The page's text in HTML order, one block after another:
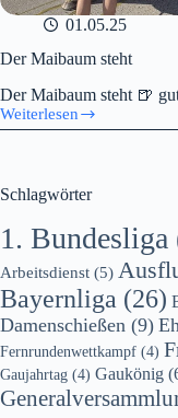
01.05.25
Der Maibaum steht
Der Maibaum steht 🍺
Weiterlesen
Der
Schlagwörter
1. Bundesliga
Arbeitsdienst (5)
Bayernliga (26)
Damenschießen (9)
Fernrundenwettkampf (4)
Gaujahrtag (4) Gaukönig